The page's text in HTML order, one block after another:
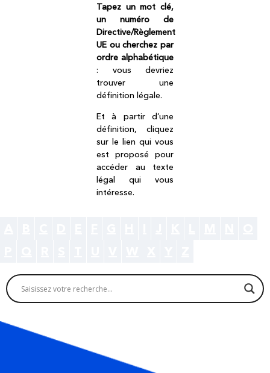
Tapez un mot clé,
un numéro de
Directive/Règlement
UE ou cherchez par
ordre alphabétique
: vous devriez
trouver une
définition légale.
Et à partir d’une
définition, cliquez
sur le lien qui vous
est proposé pour
accéder au texte
légal qui vous
intéresse.